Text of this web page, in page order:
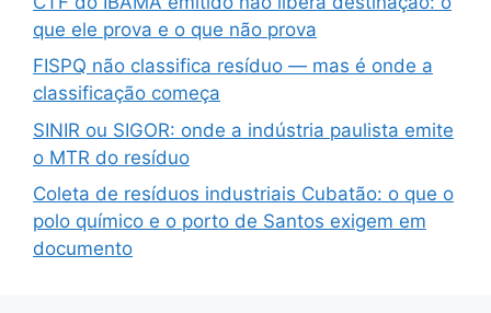
que ele prova e o que não prova
FISPQ não classifica resíduo — mas é onde a
classificação começa
SINIR ou SIGOR: onde a indústria paulista emite
o MTR do resíduo
Coleta de resíduos industriais Cubatão: o que o
polo químico e o porto de Santos exigem em
documento